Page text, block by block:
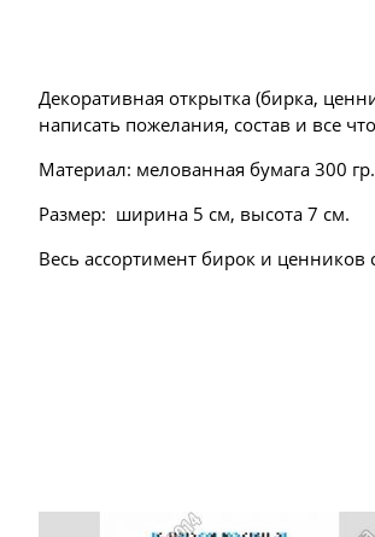
Декоративная открытка (бирка,
написать пожелания, состав и все
Материал: мелованная бумага 300
Размер: ширина 5 см, высота 7 см.
Весь ассортимент бирок и ценников